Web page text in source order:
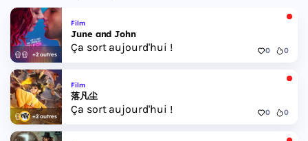
+2 autres
Film
June and John
Ça sort aujourd'hui ! 0 0
+2 autres
Film
落凡尘
Ça sort aujourd'hui ! 0 0